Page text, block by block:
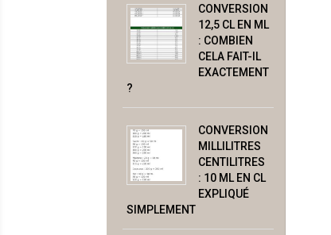
CONVERSION
12,5 CL EN ML
: COMBIEN
CELA FAIT-IL
EXACTEMENT
?
CONVERSION
MILLILITRES
CENTILITRES
: 10 ML EN CL
EXPLIQUÉ
SIMPLEMENT